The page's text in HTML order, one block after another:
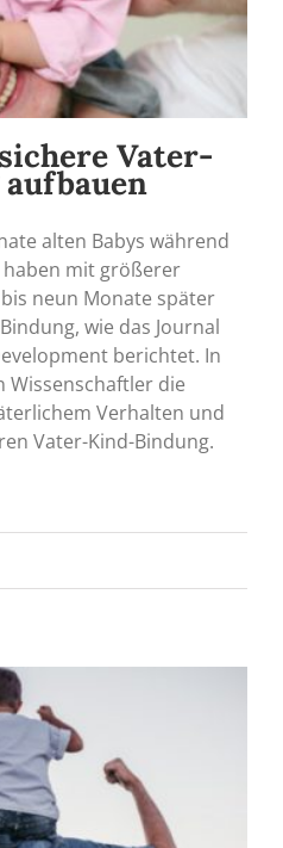
Vater-
alten Babys während
haben mit größerer
neun Monate später
wie das Journal
berichtet. In
die
Verhalten und
Vater-Kind-Bindung.